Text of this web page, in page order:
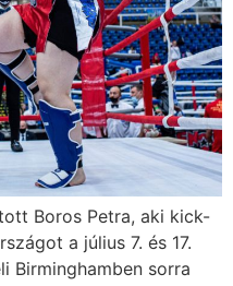
Boros Petra, aki kick-
a július 7. és 17.
Birminghamben sorra